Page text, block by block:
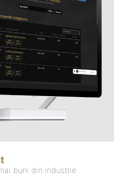
buni din industrie